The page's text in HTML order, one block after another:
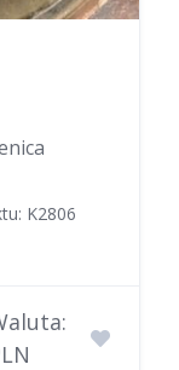
K2806